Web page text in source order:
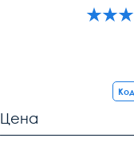
Цена